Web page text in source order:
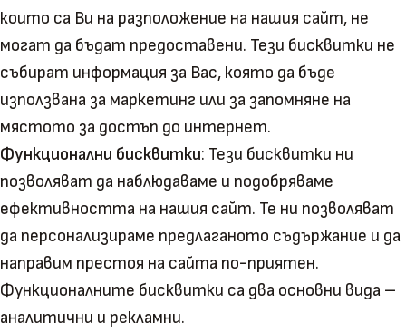
които са Ви на разположение на нашия сайт, не
могат да бъдат предоставени. Тези бисквитки не
събират информация за Вас, която да бъде
използвана за маркетинг или за запомняне на
мястото за достъп до интернет.
Функционални бисквитки: Тези бисквитки ни
позволяват да наблюдаваме и подобряваме
ефективността на нашия сайт. Те ни позволяват
да персонализираме предлаганото съдържание и да
направим престоя на сайта по-приятен.
Функционалните бисквитки са два основни вида –
аналитични и рекламни.